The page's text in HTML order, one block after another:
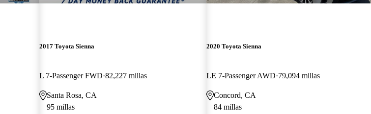
2017 Toyota Sienna
L 7-Passenger FWD 82,227 millas
Santa Rosa, CA
95 millas
2020 Toyota Sienna
LE 7-Passenger AWD 79,094 millas
Concord, CA
84 millas